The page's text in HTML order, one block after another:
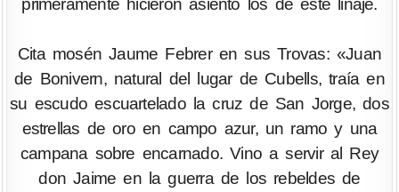
primeramente hicieron asiento los de este linaje.
Cita mosén Jaume Febrer en sus Trovas: «Juan
de Bonivern, natural del lugar de Cubells, traía en
su escudo escuartelado la cruz de San Jorge, dos
estrellas de oro en campo azur, un ramo y una
campana sobre encarnado. Vino a servir al Rey
don Jaime en la guerra de los rebeldes de